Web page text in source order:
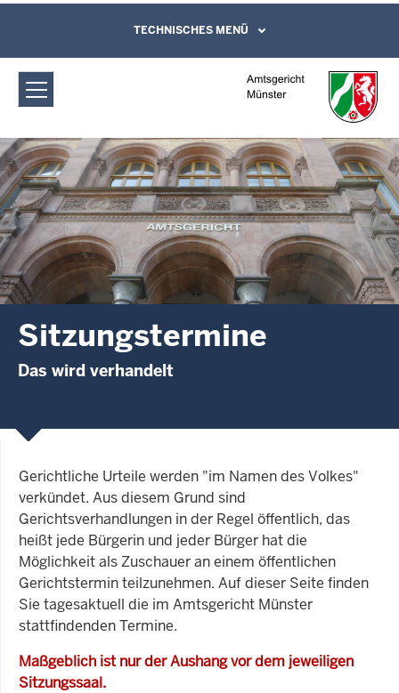
Amtsgericht Münster: Sitzungstermine
Direkt zum Inhalt
Leichte Sprache, Gebärdensprachenvideo
und Kontaktformular
TECHNISCHES MENÜ
Sitzungstermine
Das wird verhandelt
Gerichtliche Urteile werden "im Namen des Volkes"
verkündet. Aus diesem Grund sind
Gerichtsverhandlungen in der Regel öffentlich, das
heißt jede Bürgerin und jeder Bürger hat die
Möglichkeit als Zuschauer an einem öffentlichen
Gerichtstermin teilzunehmen. Auf dieser Seite finden
Sie tagesaktuell die im Amtsgericht Münster
stattfindenden Termine.
Maßgeblich ist nur der Aushang vor dem jeweiligen
Sitzungssaal.